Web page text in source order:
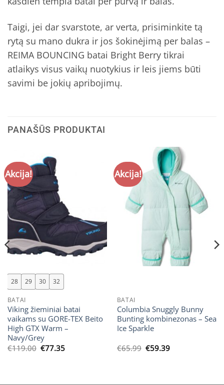
Taigi, jei dar svarstote, ar verta, prisiminkite tą
rytą su mano dukra ir jos šokinėjimą per balas –
REIMA BOUNCING batai Bright Berry tikrai
atlaikys visus vaikų nuotykius ir leis jiems būti
savimi be jokių apribojimų.
PANAŠŪS PRODUKTAI
Akcija!
28 29 30 32
BATAI
Viking žieminiai batai
vaikams su GORE-TEX Beito
High GTX Warm –
Navy/Grey
€119.00 Original
€77.35Current
Akcija!
BATAI
Columbia Snuggly Bunny
Bunting kombinezonas – Sea
Ice Sparkle
€65.99 Original
€59.39Current